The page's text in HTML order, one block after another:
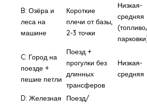
B: Озёра и
леса на
машине
Короткие
плечи от базы,
2-3 точки
Низкая-
средняя
C: Город на
поезде +
пешие петли
Поезд +
прогулки без
длинных
трансферов
Низкая-
средняя
D: Железная
Поезд/